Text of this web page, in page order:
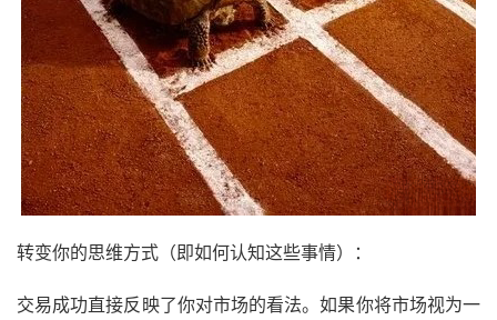
转变你的思维方式（即如何认知这些事情）：
交易成功直接反映了你对市场的看法。如果你将市场视为一